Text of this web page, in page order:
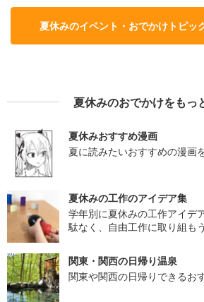
夏休みのイベント・おでかけトピッ
夏休みのおでかけをもっ
夏休みおすすめ漫画
夏に読みたいおすすめの漫画
夏休みの工作のアイデア集
学年別に夏休みの工作アイデ
駄なく、自由工作に取り組も
関東・関西の日帰り温泉
関東や関西の日帰りできるお